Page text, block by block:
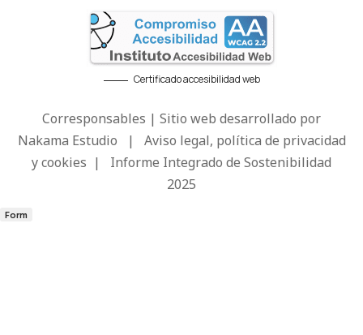
Certificado accesibilidad web
Corresponsables | Sitio web desarrollado por
Nakama Estudio | Aviso legal, política de privacidad
y cookies | Informe Integrado de Sostenibilidad
2025
Form